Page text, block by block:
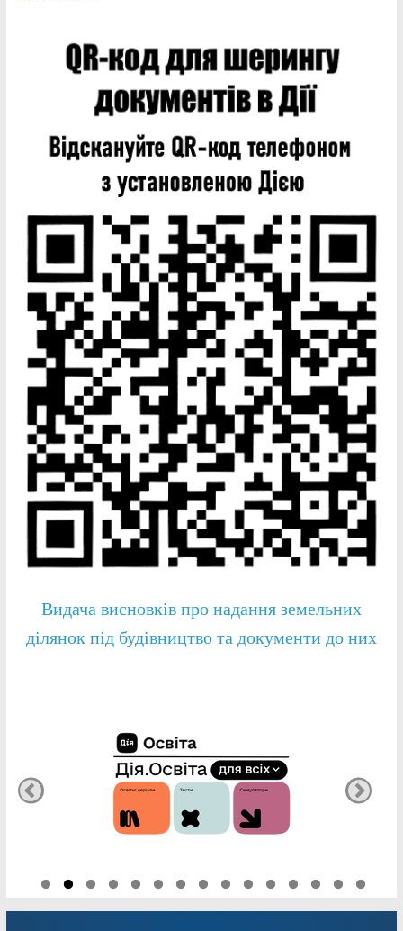
Видача висновків про надання земельних
ділянок під будівництво та документи до них